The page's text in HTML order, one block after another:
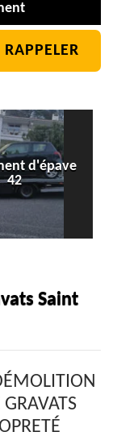
d'épave
42
Saint